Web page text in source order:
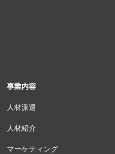
事業内容
人材派遣
人材紹介
マーケティング